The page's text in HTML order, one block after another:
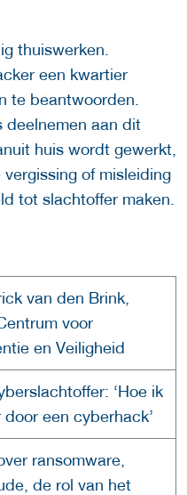
thuiswerken.
een kwartier
te beantwoorden.
deelnemen aan dit
huis wordt gewerkt,
of misleiding
tot slachtoffer maken.
van den Brink,
voor
en Veiligheid
‘Hoe ik
een cyberhack’
ransomware,
de rol van het